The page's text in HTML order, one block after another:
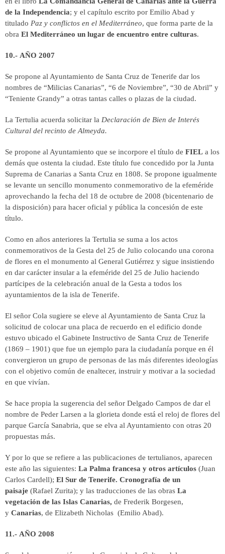
de la Independencia; y el capítulo escrito por Emilio Abad y
titulado Paz y conflictos en el Mediterráneo, que forma parte de la
obra El Mediterráneo un lugar de encuentro entre culturas.
10.- AÑO 2007
Se propone al Ayuntamiento de Santa Cruz de Tenerife dar los
nombres de “Milicias Canarias”, “6 de Noviembre”, “30 de Abril” y
“Teniente Grandy” a otras tantas calles o plazas de la ciudad.
La Tertulia acuerda solicitar la Declaración de Bien de Interés
Cultural del recinto de Almeyda.
Se propone al Ayuntamiento que se incorpore el título de FIEL a los
demás que ostenta la ciudad. Este título fue concedido por la Junta
Suprema de Canarias a Santa Cruz en 1808. Se propone igualmente
se levante un sencillo monumento conmemorativo de la efeméride
aprovechando la fecha del 18 de octubre de 2008 (bicentenario de
la disposición) para hacer oficial y pública la concesión de este
título.
Como en años anteriores la Tertulia se suma a los actos
conmemorativos de la Gesta del 25 de Julio colocando una corona
de flores en el monumento al General Gutiérrez y sigue insistiendo
en dar carácter insular a la efeméride del 25 de Julio haciendo
partícipes de la celebración anual de la Gesta a todos los
ayuntamientos de la isla de Tenerife.
El señor Cola sugiere se eleve al Ayuntamiento de Santa Cruz la
solicitud de colocar una placa de recuerdo en el edificio donde
estuvo ubicado el Gabinete Instructivo de Santa Cruz de Tenerife
(1869 – 1901) que fue un ejemplo para la ciudadanía porque en él
convergieron un grupo de personas de las más diferentes ideologías
con el objetivo común de enaltecer, instruir y motivar a la sociedad
en que vivían.
Se hace propia la sugerencia del señor Delgado Campos de dar el
nombre de Peder Larsen a la glorieta donde está el reloj de flores del
parque García Sanabria, que se elva al Ayuntamiento con otras 20
propuestas más.
Y por lo que se refiere a las publicaciones de tertulianos, aparecen
este año las siguientes: La Palma francesa y otros artículos (Juan
Carlos Cardell); El Sur de Tenerife. Cronografía de un
paisaje (Rafael Zurita); y las traducciones de las obras La
vegetación de las Islas Canarias, de Frederik Borgesen,
y Canarias, de Elizabeth Nicholas (Emilio Abad).
11.- AÑO 2008